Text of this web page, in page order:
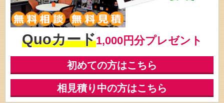
Quoカード1,000円分プレゼント
初めての方はこちら
相見積り中の方はこちら